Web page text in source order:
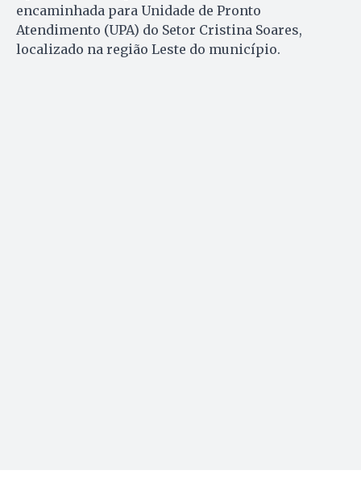
encaminhada para Unidade de Pronto
Atendimento (UPA) do Setor Cristina Soares,
localizado na região Leste do município.